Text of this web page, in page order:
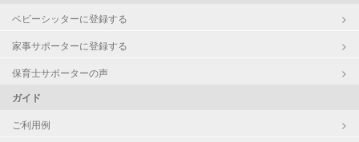
ベビーシッターに登録する
家事サポーターに登録する
保育士サポーターの声
ガイド
ご利用例